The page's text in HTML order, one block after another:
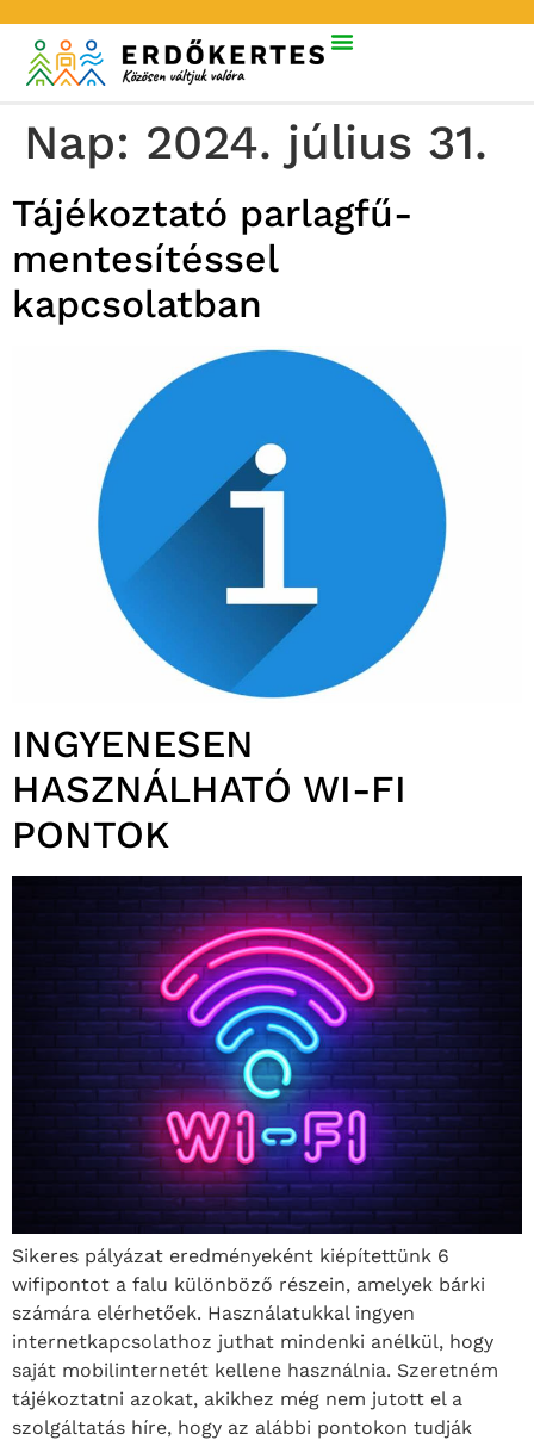
Nap: 2024. július 31.
Tájékoztató parlagfű-
mentesítéssel
kapcsolatban
INGYENESEN
HASZNÁLHATÓ WI-FI
PONTOK
Sikeres pályázat eredményeként kiépítettünk 6
wifipontot a falu különböző részein, amelyek bárki
számára elérhetőek. Használatukkal ingyen
internetkapcsolathoz juthat mindenki anélkül, hogy
saját mobilinternetét kellene használnia. Szeretném
tájékoztatni azokat, akikhez még nem jutott el a
szolgáltatás híre, hogy az alábbi pontokon tudják